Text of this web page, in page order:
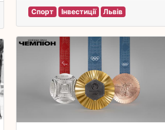
Спорт Інвестиції Львів